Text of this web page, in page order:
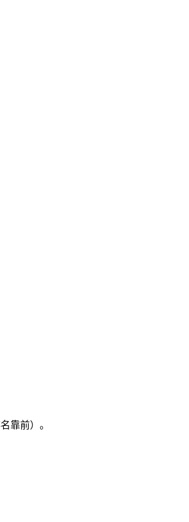
靠前）。